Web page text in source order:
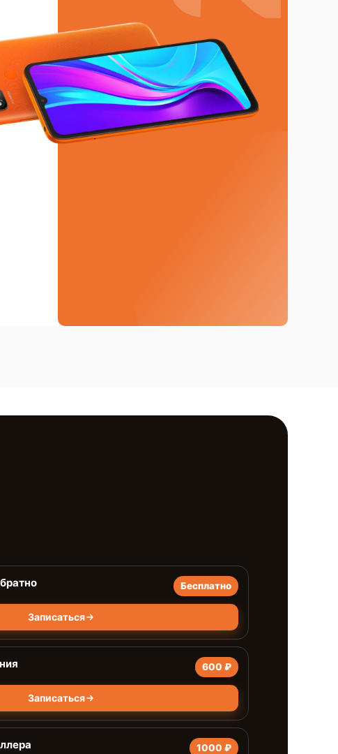
Бесплатно
Записаться
600 ₽
Записаться
1000 ₽